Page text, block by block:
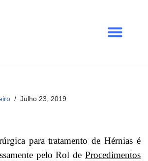
Julho 23, 2019
para tratamento de Hérnias é
pelo Rol de Procedimentos